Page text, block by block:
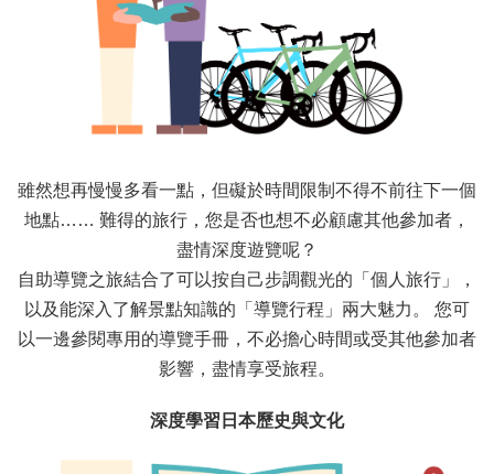
雖然想再慢慢多看一點，但礙於時間限制不得不前往下一個
地點…… 難得的旅行，您是否也想不必顧慮其他參加者，
盡情深度遊覽呢？
自助導覽之旅結合了可以按自己步調觀光的「個人旅行」，
以及能深入了解景點知識的「導覽行程」兩大魅力。 您可
以一邊參閱專用的導覽手冊，不必擔心時間或受其他參加者
影響，盡情享受旅程。
深度學習日本歷史與文化